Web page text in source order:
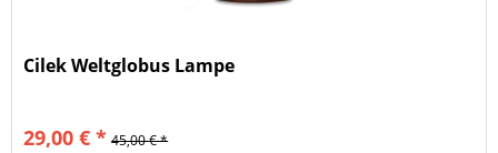
Cilek Weltglobus Lampe
29,00 € * 45,00 € *